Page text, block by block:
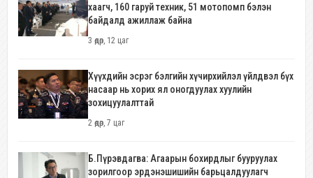
хаагч, 160 гаруй техник, 51 мотопомп бэлэн
байдалд ажиллаж байна
3 өдөр, 12 цаг
Хүүхдийн эсрэг бэлгийн хүчирхийлэл үйлдвэл бүх
насаар нь хорих ял оногдуулах хуулийн
зохицуулалттай
2 өдөр, 7 цаг
Б.Пүрэвдагва: Агаарын бохирдлыг бууруулах
зорилгоор эрдэнэшишийн барьцалдуулагч